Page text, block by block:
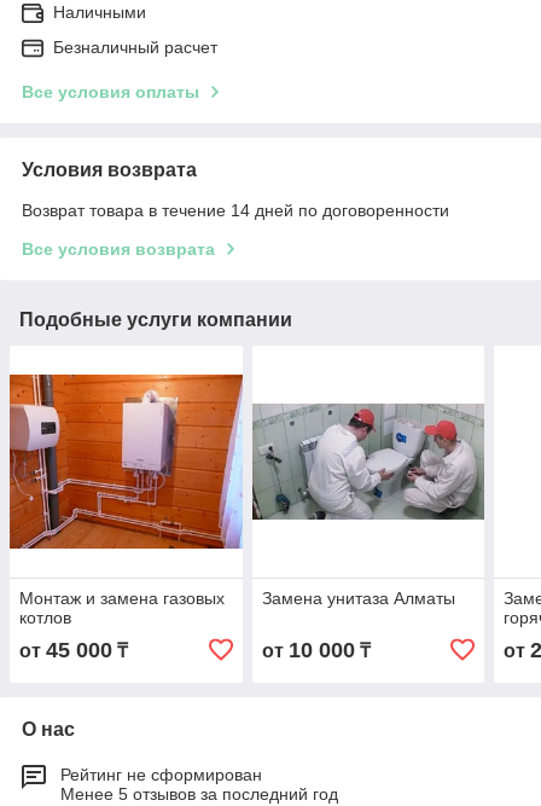
Наличными
Безналичный расчет
Все условия оплаты
Условия возврата
Возврат товара в течение 14 дней по договоренности
Все условия возврата
Подобные услуги компании
Монтаж и замена газовых
котлов
от 45 000 ₸
Замена унитаза Алматы
от 10 000₸ от
О нас
Рейтинг не сформирован
Менее 5 отзывов за последний год